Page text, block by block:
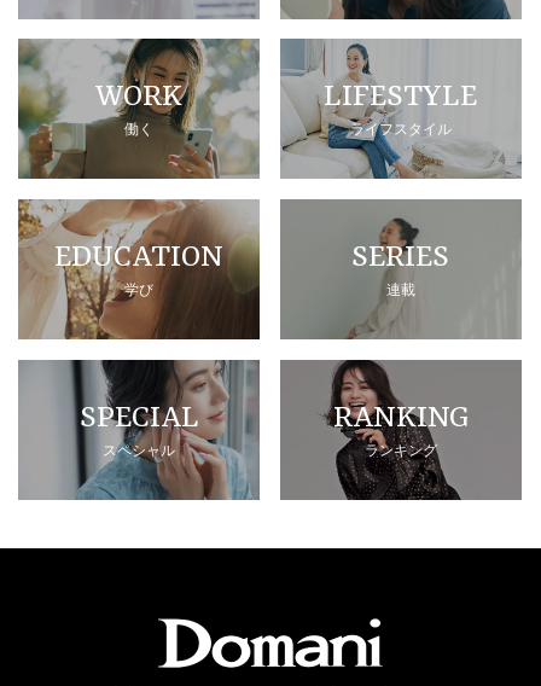
WORK
働く
LIFESTYLE
ライフスタイル
EDUCATION
学び
SERIES
連載
SPECIAL
スペシャル
RANKING
ランキング